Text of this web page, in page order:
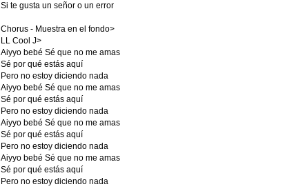
Si te gusta un señor o un error
Chorus - Muestra en el fondo>
LL Cool J>
Aiyyo bebé Sé que no me amas
Sé por qué estás aquí
Pero no estoy diciendo nada
Aiyyo bebé Sé que no me amas
Sé por qué estás aquí
Pero no estoy diciendo nada
Aiyyo bebé Sé que no me amas
Sé por qué estás aquí
Pero no estoy diciendo nada
Aiyyo bebé Sé que no me amas
Sé por qué estás aquí
Pero no estoy diciendo nada